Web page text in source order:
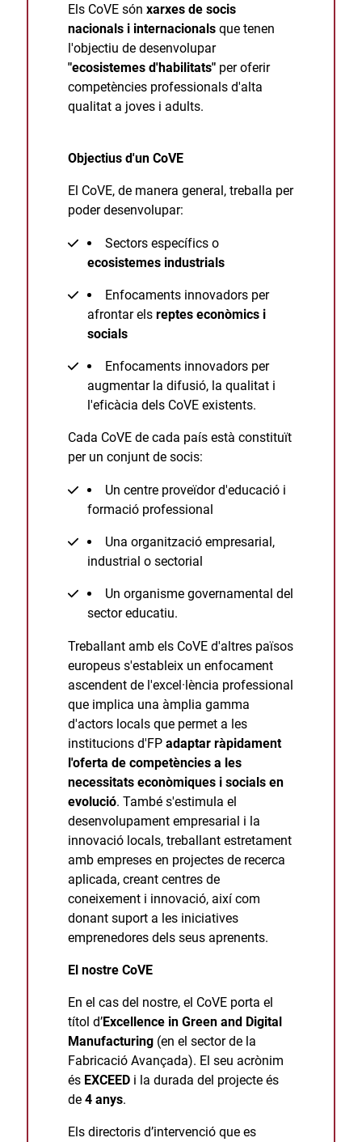
Els CoVE són xarxes de socis
nacionals i internacionalsque tenen
l'objectiu de desenvolupar
"ecosistemes d'habilitats"per oferir
competències professionals d'alta
qualitat a joves i adults.
Objectius d'un CoVE
El CoVE, de manera general, treballa per
poder desenvolupar:
Sectors específics o
ecosistemes industrials
Enfocaments innovadors per
afrontar els reptes econòmics i
socials
Enfocaments innovadors per
augmentar la difusió, la qualitat i
l'eficàcia dels CoVE existents.
Cada CoVE de cada país està constituït
per un conjunt de socis:
Un centre proveïdor d'educació i
formació professional
Una organització empresarial,
industrial o sectorial
Un organisme governamental del
sector educatiu.
Treballant amb els CoVE d'altres països
europeus s'estableix un enfocament
ascendent de l'excel·lència professional
que implica una àmplia gamma
d'actors locals que permet a les
institucions d'FP adaptar ràpidament
l'oferta de competències a les
necessitats econòmiques i socials en
evolució. També s'estimula el
desenvolupament empresarial i la
innovació locals, treballant estretament
amb empreses en projectes de recerca
aplicada, creant centres de
coneixement i innovació, així com
donant suport a les iniciatives
emprenedores dels seus aprenents.
El nostre CoVE
En el cas del nostre, el CoVE porta el
títol d’Excellence in Green and Digital
Manufacturing(en el sector de la
Fabricació Avançada). El seu acrònim
és EXCEEDi la durada del projecte és
de 4 anys.
Els directoris d’intervenció que es